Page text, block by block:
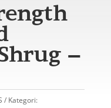
–
Kategori: